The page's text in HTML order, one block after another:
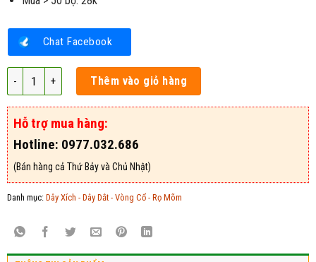
Chat Facebook
Dây Dắt Chó Mèo - Mã VCDD26 số lượng
Thêm vào giỏ hàng
Hỗ trợ mua hàng:
Hotline: 0977.032.686
(Bán hàng cả Thứ Bảy và Chủ Nhật)
Danh mục: Dây Xích - Dây Dắt - Vòng Cổ - Rọ Mõm